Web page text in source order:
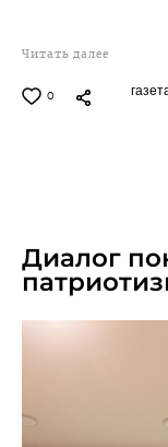
Читать далее
0
Диалог